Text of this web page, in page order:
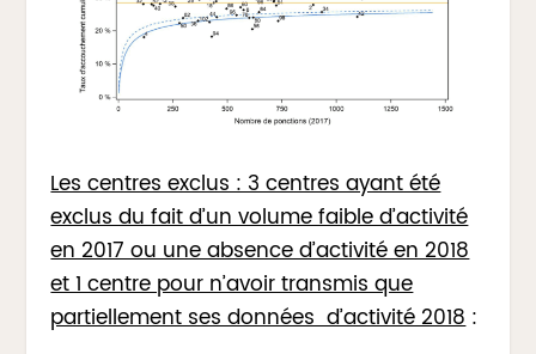
Les centres exclus : 3 centres ayant été
exclus du fait d’un volume faible d’activité
en 2017 ou une absence d’activité en 2018
et 1 centre pour n’avoir transmis que
partiellement ses données d’activité 2018: